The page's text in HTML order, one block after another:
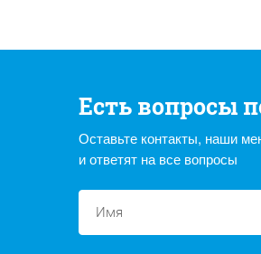
Есть вопросы
Оставьте контакты, наши
и ответят на все вопросы